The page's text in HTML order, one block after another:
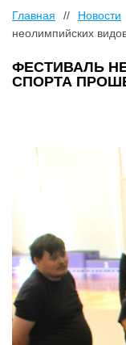
Главная // Новости
неолимпийских
ФЕСТИВАЛЬ
СПОРТА